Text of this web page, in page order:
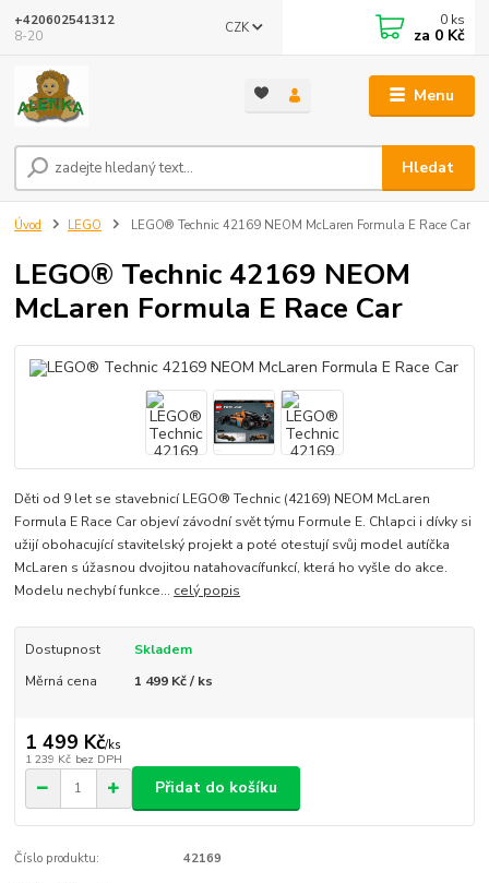
Menu
CZK
Hledat
+420602541312
8-20
0 ks
za 0 Kč
Úvod LEGO LEGO® Technic 42169 NEOM McLaren Formula E Race Car
LEGO® Technic 42169 NEOM
McLaren Formula E Race Car
Děti od 9 let se stavebnicí LEGO® Technic (42169) NEOM McLaren
Formula E Race Car objeví závodní svět týmu Formule E. Chlapci i dívky si
užijí obohacující stavitelský projekt a poté otestují svůj model autíčka
McLaren s úžasnou dvojitou natahovacífunkcí, která ho vyšle do akce.
Modelu nechybí funkce... celý popis
Dostupnost
Skladem
Měrná cena
1 499 Kč / ks
1 499 Kč/ks
1 239 Kč bez DPH
Přidat do košíku
Číslo produktu: 42169